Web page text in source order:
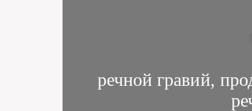
речной гравий,